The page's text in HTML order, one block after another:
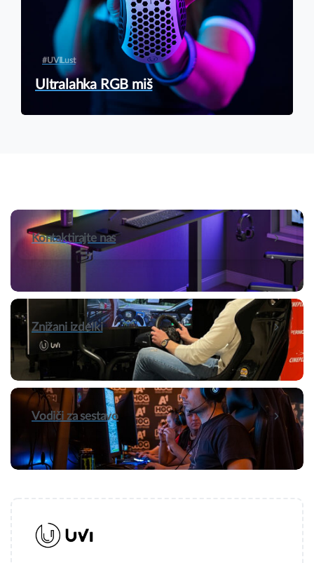
#UVILust
Ultralahka RGB miš
Kontaktirajte nas
Znižani izdelki
Vodiči za sestavo